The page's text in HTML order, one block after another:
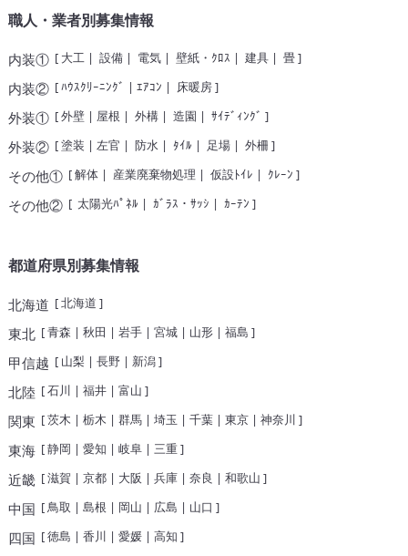
職人・業者別募集情報
内装①[ 大工| 設備| 電気| 壁紙・ｸﾛｽ | 建具| 畳]
内装②[ﾊｳｽｸﾘｰﾆﾝｸﾞ | ｴｱｺﾝ | 床暖房]
外装①[外壁| 屋根 | 外構| 造園 | ｻｲﾃﾞｨﾝｸﾞ ]
外装②[塗装 | 左官 | 防水| ﾀｲﾙ | 足場| 外柵 ]
その他①[解体| 産業廃棄物処理 | 仮設ﾄｲﾚ | ｸﾚｰﾝ ]
その他②[ 太陽光ﾊﾟﾈﾙ | ｶﾞﾗｽ・ｻｯｼ | ｶｰﾃﾝ ]
都道府県別募集情報
北海道 [北海道 ]
東北 [青森 | 秋田 | 岩手| 宮城| 山形| 福島 ]
甲信越 [ 山梨 | 長野| 新潟]
北陸 [石川 | 福井| 富山 ]
関東 [茨木 | 栃木 | 群馬| 埼玉 | 千葉| 東京| 神奈川 ]
東海[静岡 | 愛知 | 岐阜| 三重]
近畿[滋賀 | 京都| 大阪 | 兵庫| 奈良 | 和歌山 ]
中国 [鳥取 | 島根 | 岡山 | 広島 | 山口 ]
四国 [徳島 | 香川 | 愛媛| 高知 ]